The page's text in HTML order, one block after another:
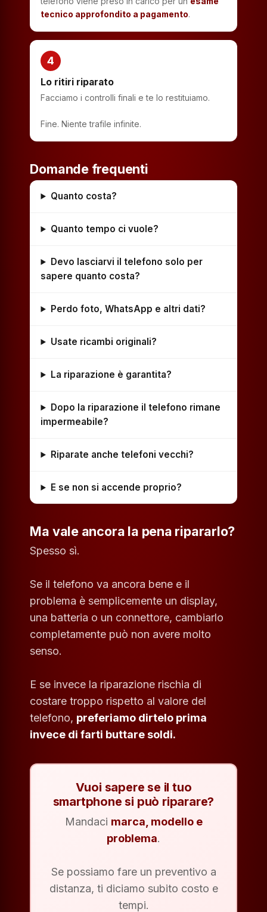
tecnico approfondito a pagamento.
4
Lo ritiri riparato
Facciamo i controlli finali e te lo restituiamo.
Fine. Niente trafile infinite.
Domande frequenti
Quanto costa?
Quanto tempo ci vuole?
Devo lasciarvi il telefono solo per
sapere quanto costa?
Perdo foto, WhatsApp e altri dati?
Usate ricambi originali?
La riparazione è garantita?
Dopo la riparazione il telefono rimane
impermeabile?
Riparate anche telefoni vecchi?
E se non si accende proprio?
Ma vale ancora la pena ripararlo?
Spesso sì.
Se il telefono va ancora bene e il
problema è semplicemente un display,
una batteria o un connettore, cambiarlo
completamente può non avere molto
senso.
E se invece la riparazione rischia di
costare troppo rispetto al valore del
telefono, preferiamo dirtelo prima
invece di farti buttare soldi.
Vuoi sapere se il tuo
smartphone si può riparare?
Mandaci marca, modello e
problema.
Se possiamo fare un preventivo a
distanza, ti diciamo subito costo e
tempi.